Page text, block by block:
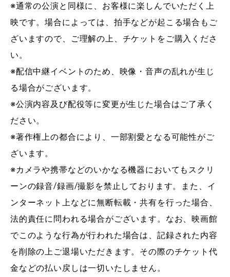
※通常の公演と同様に、お客様に楽しんでいただく上
映です。場合によっては、拍手などが起こる場合もご
ざいますので、ご理解の上、チケットをご購入くださ
い。
※配信中継イベントのため、映像・音声の乱れが生じ
る場合がございます。
※公演内容及び配役等に変更が生じた場合はご了承く
ださい。
※著作権上の都合により、一部割愛となる可能性がご
ざいます。
※カメラや携帯などのいかなる機器においてもスクリ
ーンの録音/録画/撮影を禁止しております。また、イ
ンターネット上などに無断転載・共有を行った場合、
法的責任に問われる場合がございます。なお、映画館
でこのような行為が行われた場合は、記録された内容
を削除の上ご退場いただきます。その際のチケット代
金などの払い戻しは一切いたしません。